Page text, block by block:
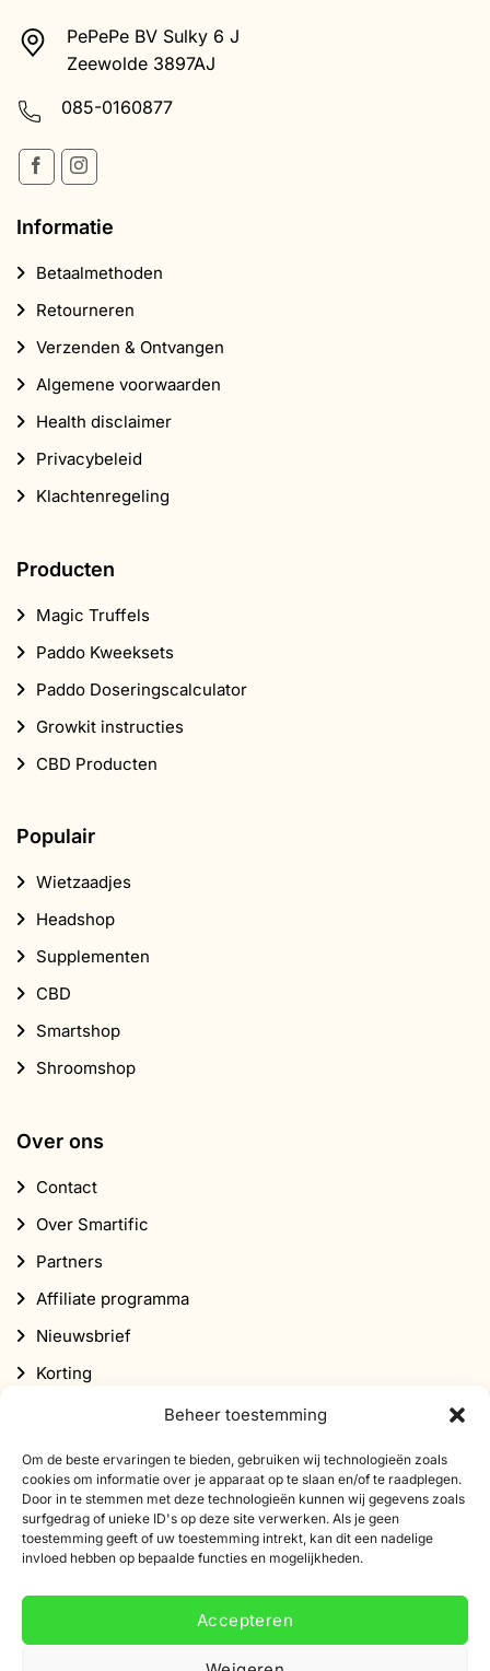
Beheer toestemming
Om de beste ervaringen te bieden, gebruiken wij technologieën zoals
cookies om informatie over je apparaat op te slaan en/of te raadplegen.
Door in te stemmen met deze technologieën kunnen wij gegevens zoals
surfgedrag of unieke ID's op deze site verwerken. Als je geen
toestemming geeft of uw toestemming intrekt, kan dit een nadelige
invloed hebben op bepaalde functies en mogelijkheden.
Accepteren
PePePe BV Sulky 6 J
Zeewolde 3897AJ
085-0160877
Informatie
Betaalmethoden
Retourneren
Verzenden & Ontvangen
Algemene voorwaarden
Health disclaimer
Privacybeleid
Klachtenregeling
Producten
Magic Truffels
Paddo Kweeksets
Paddo Doseringscalculator
Growkit instructies
CBD Producten
Populair
Wietzaadjes
Headshop
Supplementen
CBD
Smartshop
Shroomshop
Over ons
Contact
Over Smartific
Partners
Affiliate programma
Nieuwsbrief
Korting
Abonneer je op onze nieuwsbrief
Schrijf je in voor onze nieuwsbrief en ontvang 10%
korting op je eerste bestelling.
E-